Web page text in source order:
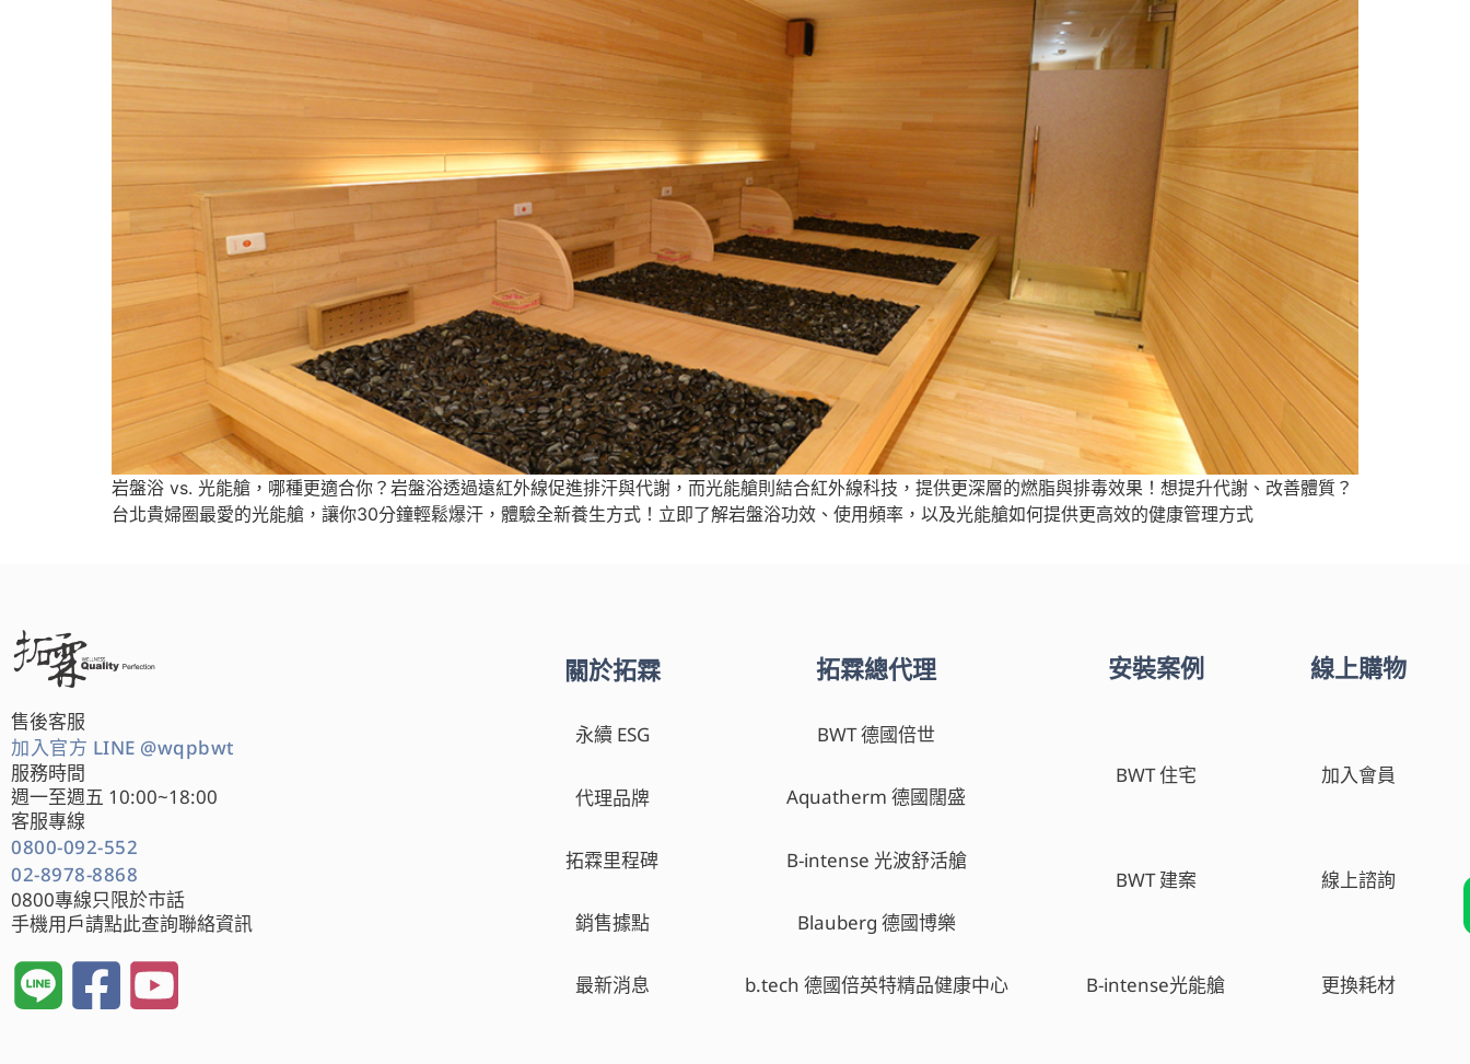
岩盤浴 vs. 光能艙，哪種更適合你？岩盤浴透過遠紅外線促進排汗與代謝，而光能艙則結合紅外線科技，提供更深層的燃脂與排毒效果！想提升代謝、改善體質？
台北貴婦圈最愛的光能艙，讓你30分鐘輕鬆爆汗，體驗全新養生方式！立即了解岩盤浴功效、使用頻率，以及光能艙如何提供更高效的健康管理方式
售後客服
加入官方 LINE @wqpbwt
服務時間
週一至週五 10:00~18:00
客服專線
0800-092-552
02-8978-8868
0800專線只限於市話
手機用戶請點此查詢聯絡資訊
關於拓霖
永續 ESG
代理品牌
拓霖里程碑
銷售據點
最新消息
拓霖總代理
BWT 德國倍世
Aquatherm 德國闊盛
B-intense 光波舒活艙
Blauberg 德國博樂
b.tech 德國倍英特精品健康中心
安裝案例
BWT 住宅
BWT 建案
B-intense光能艙
線上購物
加入會員
線上諮詢
更換耗材